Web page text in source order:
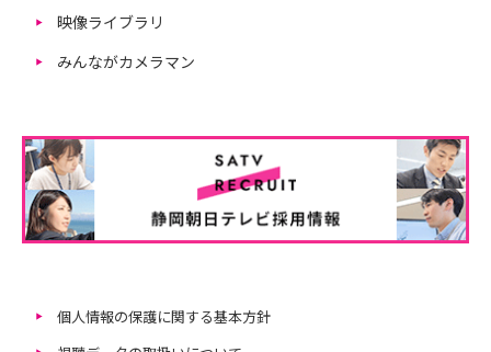
映像ライブラリ
みんながカメラマン
個人情報の保護に関する基本方針